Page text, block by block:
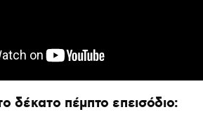
δέκατο πέμπτο επεισόδιο: